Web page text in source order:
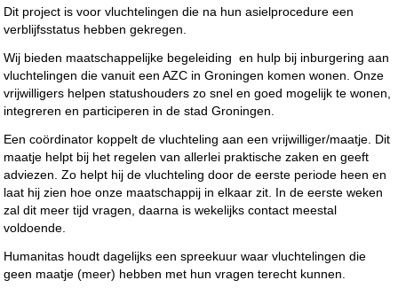
Dit project is voor vluchtelingen die na hun asielprocedure een
verblijfsstatus hebben gekregen.
Wij bieden maatschappelijke begeleiding en hulp bij inburgering aan
vluchtelingen die vanuit een AZC in Groningen komen wonen. Onze
vrijwilligers helpen statushouders zo snel en goed mogelijk te wonen,
integreren en participeren in de stad Groningen.
Een coördinator koppelt de vluchteling aan een vrijwilliger/maatje. Dit
maatje helpt bij het regelen van allerlei praktische zaken en geeft
adviezen. Zo helpt hij de vluchteling door de eerste periode heen en
laat hij zien hoe onze maatschappij in elkaar zit. In de eerste weken
zal dit meer tijd vragen, daarna is wekelijks contact meestal
voldoende.
Humanitas houdt dagelijks een spreekuur waar vluchtelingen die
geen maatje (meer) hebben met hun vragen terecht kunnen.